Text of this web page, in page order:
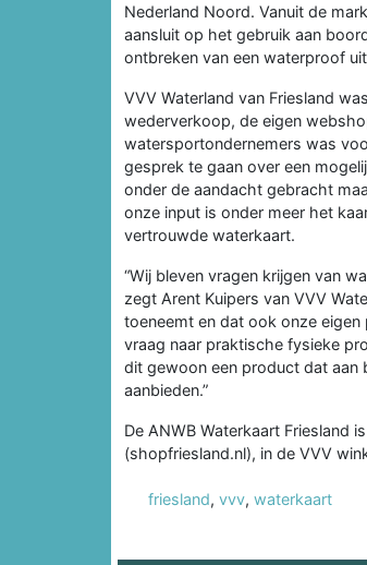
Nederland Noord. Vanuit de
aansluit op het gebruik aan
ontbreken van een waterproof
VVV Waterland van Friesland
wederverkoop, de eigen
watersportondernemers was
gesprek te gaan over een
onder de aandacht gebracht
onze input is onder meer het
vertrouwde waterkaart.
“Wij bleven vragen krijgen van
zegt Arent Kuipers van VVV
toeneemt en dat ook onze
vraag naar praktische fysieke
dit gewoon een product dat aan
aanbieden.”
De ANWB Waterkaart Friesland
(shopfriesland.nl), in de VVV
friesland, vvv, waterkaart